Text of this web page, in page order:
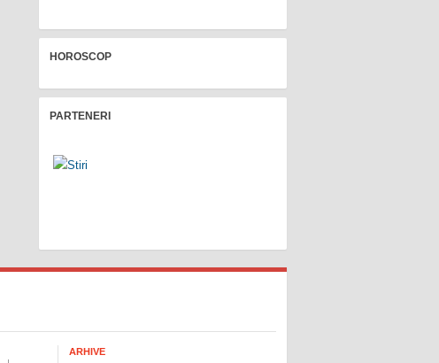
HOROSCOP
PARTENERI
ARHIVE